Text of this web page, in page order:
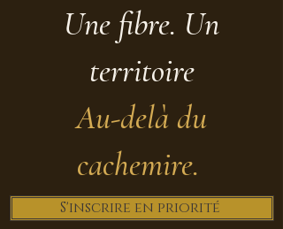
Une fibre. Un
territoire
Au-delà du
cachemire.
S'inscrire en priorité